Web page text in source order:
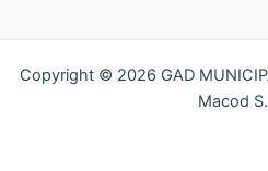
Copyright © 2026 GAD
Macod